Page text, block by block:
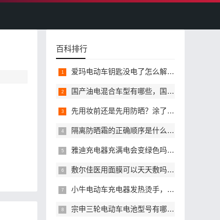
百科排行
爱玛电动车钥匙没电了怎么解锁，备用钥匙找不到还能开门吗
国产油电混合车型有哪些，国产油电混动高性价比值得选的有哪些
先用妆前还是先用防晒？涂了防晒还需要用妆前乳吗？
隔离防晒霜的正确顺序是什么，涂隔离和防晒需要间隔时间吗
雅迪充电器充满电会变绿色吗，雅迪充电器绿灯亮了还需要继续充吗
敷尔佳医用面膜可以天天敷吗？正确敷用频率是多少？
小牛电动车充电器发热烫手，正常吗会不会存在安全风险？
宗申三轮电动车电池型号有哪些，宗申三轮电动车更换电池怎么选对应型号